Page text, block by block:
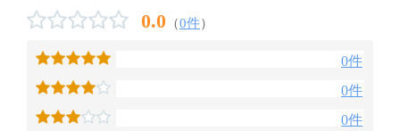
0.0 （0件）
0件
0件
0件